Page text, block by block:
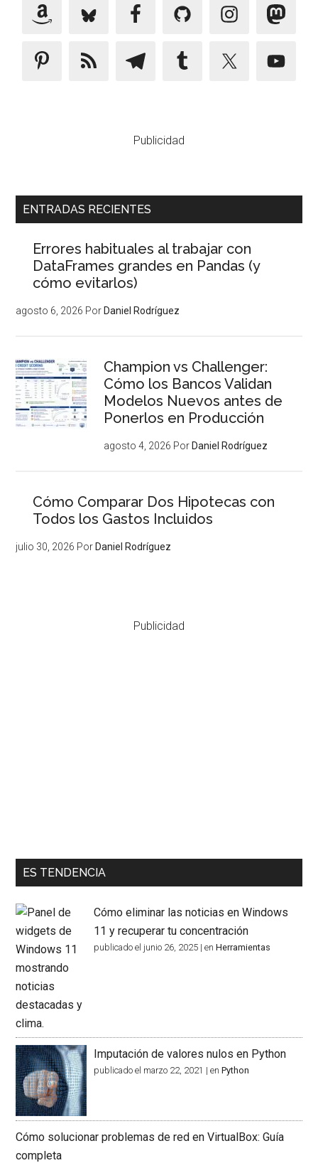
Publicidad
ENTRADAS RECIENTES
Errores habituales al trabajar con
DataFrames grandes en Pandas (y
cómo evitarlos)
agosto 6, 2026 Por Daniel Rodríguez
Champion vs Challenger:
Cómo los Bancos Validan
Modelos Nuevos antes de
Ponerlos en Producción
agosto 4, 2026 Por Daniel Rodríguez
Cómo Comparar Dos Hipotecas con
Todos los Gastos Incluidos
julio 30, 2026 Por Daniel Rodríguez
Publicidad
ES TENDENCIA
Cómo eliminar las noticias en Windows
11 y recuperar tu concentración
publicado el junio 26, 2025 |enHerramientas
Imputación de valores nulos en Python
publicado el marzo 22, 2021 |enPython
Cómo solucionar problemas de red en VirtualBox: Guía
completa